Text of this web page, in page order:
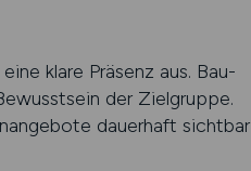
klare Präsenz aus. Bau-
der Zielgruppe.
dauerhaft sichtbar